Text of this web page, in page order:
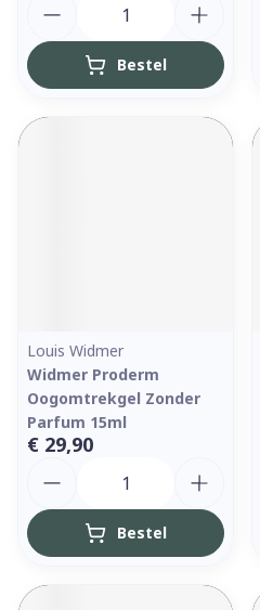
Bestel
Louis Widmer
Widmer Proderm
Oogomtrekgel Zonder
Parfum 15ml
€ 29,90
Bestel